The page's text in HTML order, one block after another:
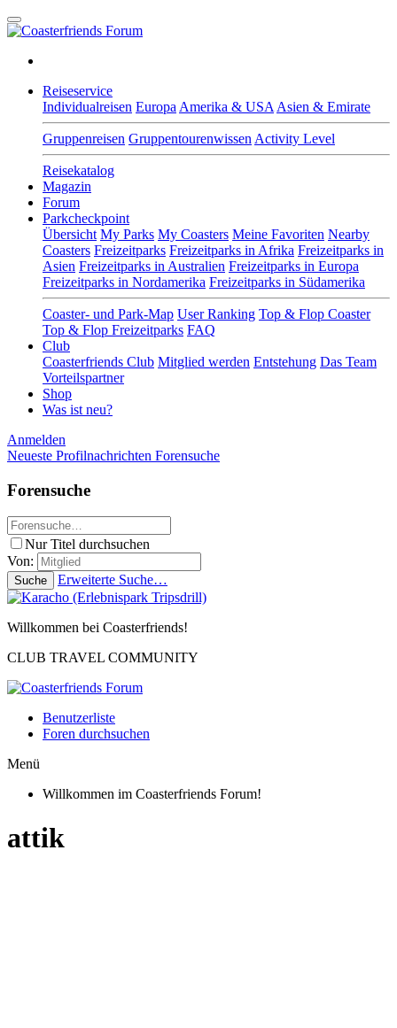
Reiseservice
Individualreisen Europa Amerika & USA Asien & Emirate
Gruppenreisen Gruppentourenwissen Activity Level
Reisekatalog
Magazin
Forum
Parkcheckpoint
Übersicht My Parks My Coasters Meine Favoriten Nearby
Coasters Freizeitparks Freizeitparks in Afrika Freizeitparks in
Asien Freizeitparks in Australien Freizeitparks in Europa
Freizeitparks in Nordamerika Freizeitparks in Südamerika
Coaster- und Park-Map User Ranking Top & Flop Coaster
Top & Flop Freizeitparks FAQ
Club
Coasterfriends Club Mitglied werden Entstehung Das Team
Vorteilspartner
Shop
Was ist neu?
Anmelden
Neueste Profilnachrichten Forensuche
Forensuche
Nur Titel durchsuchen
Von:
Suche Erweiterte Suche…
Willkommen bei Coasterfriends!
CLUB TRAVEL COMMUNITY
Benutzerliste
Foren durchsuchen
Menü
Willkommen im Coasterfriends Forum!
attik